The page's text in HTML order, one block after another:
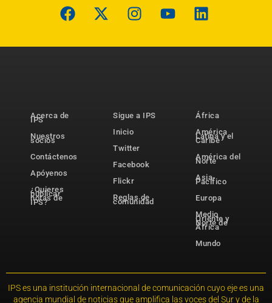
Acerca de
IPS
Nuestros
socios
Contáctenos
Apóyenos
¿Quieres
publicar
notas de
IPS?
Sigue a IPS
Inicio
Twitter
Facebook
Flickr
Reglas de
comunidad
África
América
Latina y el
Caribe
América del
Norte
Asia-
Pacífico
Europa
Medio
Oriente y
Norte de
África
Mundo
IPS es una institución internacional de comunicación cuyo eje es una
agencia mundial de noticias que amplifica las voces del Sur y de la